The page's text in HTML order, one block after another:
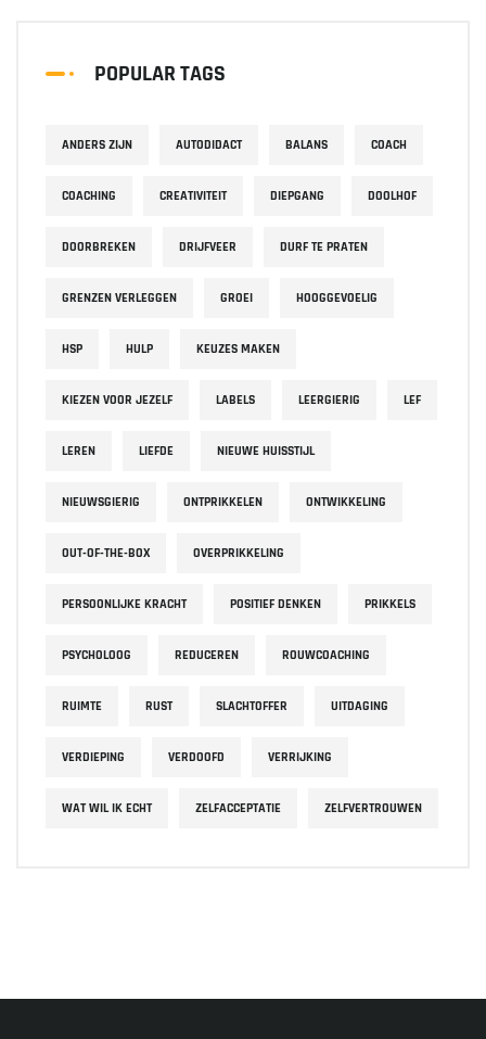
POPULAR TAGS
ANDERS ZIJN AUTODIDACT BALANS COACH
COACHING CREATIVITEIT DIEPGANG DOOLHOF
DOORBREKEN DRIJFVEER DURF TE PRATEN
GRENZEN VERLEGGEN GROEI HOOGGEVOELIG
HSP HULP KEUZES MAKEN
KIEZEN VOOR JEZELF LABELS LEERGIERIG LEF
LEREN LIEFDE NIEUWE HUISSTIJL
NIEUWSGIERIG ONTPRIKKELEN ONTWIKKELING
OUT-OF-THE-BOX OVERPRIKKELING
PERSOONLIJKE KRACHT POSITIEF DENKEN PRIKKELS
PSYCHOLOOG REDUCEREN ROUWCOACHING
RUIMTE RUST SLACHTOFFER UITDAGING
VERDIEPING VERDOOFD VERRIJKING
WAT WIL IK ECHT ZELFACCEPTATIE ZELFVERTROUWEN